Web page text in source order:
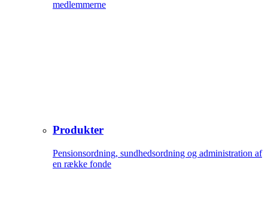
medlemmerne
Produkter
Pensionsordning, sundhedsordning og administration af
en række fonde